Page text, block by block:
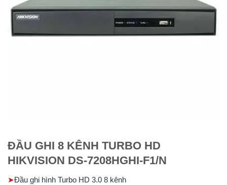
ĐẦU GHI 8 KÊNH TURBO HD
HIKVISION DS-7208HGHI-F1/N
➤Đầu ghi hình Turbo HD 3.0 8 kênh